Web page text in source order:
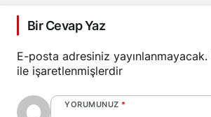
Bir Cevap Yaz
E-posta adresiniz yayınlanmayacak.
ile işaretlenmişlerdir
YORUMUNUZ *